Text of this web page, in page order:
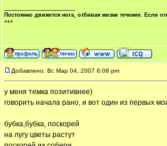
Постоянно движется нога, отбивая жизни течение. Если
***
Добавлено: Вс Мар 04, 2007 6:08 pm
у меня темка позитивнее)
говорить начала рано, и вот один из первых
бубка,бубка, поскорей
на лугу цветы растут